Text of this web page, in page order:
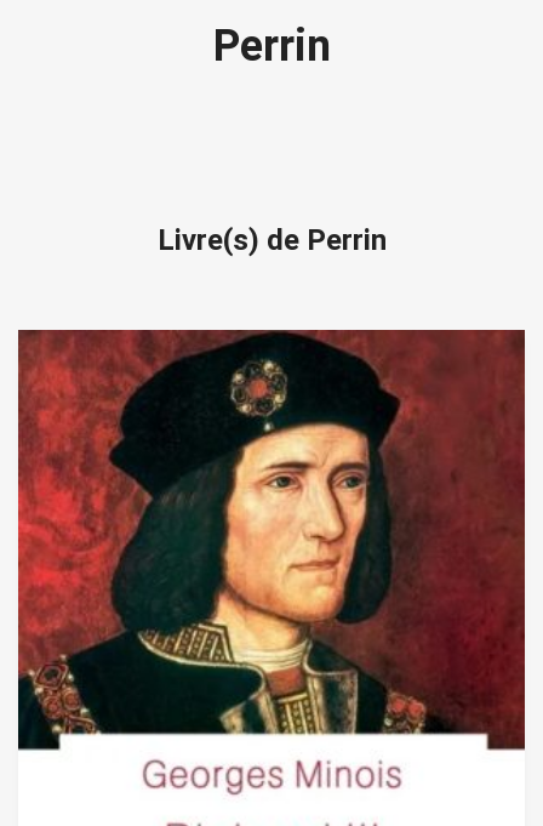
Perrin
Livre(s) de Perrin